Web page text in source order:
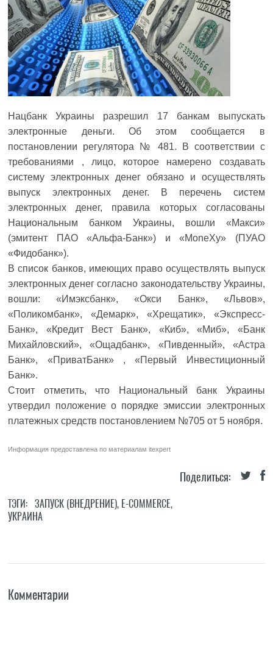
Нацбанк Украины разрешил 17 банкам выпускать
электронные деньги. Об этом сообщается в
постановлении регулятора № 481. В соответствии с
требованиями , лицо, которое намерено создавать
систему электронных денег обязано и осуществлять
выпуск электронных денег. В перечень систем
электронных денег, правила которых согласованы
Национальным банком Украины, вошли «Макси»
(эмитент ПАО «Альфа-Банк») и «MoneXy» (ПУАО
«Фидобанк»).
В список банков, имеющих право осуществлять выпуск
электронных денег согласно законодательству Украины,
вошли: «Имэксбанк», «Окси Банк», «Львов»,
«Поликомбанк», «Демарк», «Хрещатик», «Экспресс-
Банк», «Кредит Вест Банк», «Киб», «Миб», «Банк
Михайловский», «Ощадбанк», «Пивденный», «Астра
Банк», «ПриватБанк» , «Первый Инвестиционный
Банк».
Стоит отметить, что Национальный банк Украины
утвердил положение о порядке эмиссии электронных
платежных средств постановлением №705 от 5 ноября.
Информация предоставлена по материаламitexpert
Поделиться:
ТЭГИ: ЗАПУСК (ВНЕДРЕНИЕ), E-COMMERCE,
УКРАИНА
Комментарии